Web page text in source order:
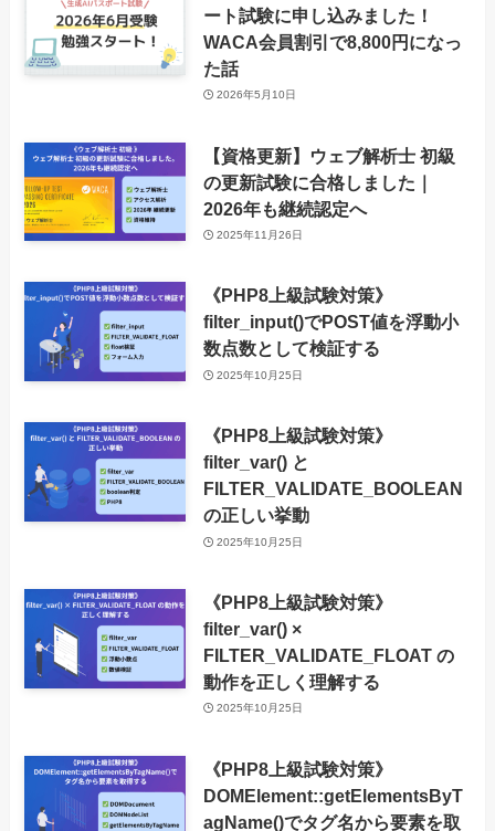
ート試験に申し込みました！
WACA会員割引で8,800円になっ
た話
2026年5月10日
【資格更新】ウェブ解析士 初級
の更新試験に合格しました｜
2026年も継続認定へ
2025年11月26日
《PHP8上級試験対策》
filter_input()でPOST値を浮動小
数点数として検証する
2025年10月25日
《PHP8上級試験対策》
filter_var() と
FILTER_VALIDATE_BOOLEAN
の正しい挙動
2025年10月25日
《PHP8上級試験対策》
filter_var() ×
FILTER_VALIDATE_FLOAT の
動作を正しく理解する
2025年10月25日
《PHP8上級試験対策》
DOMElement::getElementsByT
agName()でタグ名から要素を取